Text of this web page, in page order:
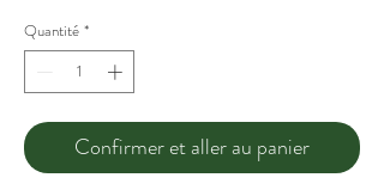
Quantité *
Confirmer et aller au panier